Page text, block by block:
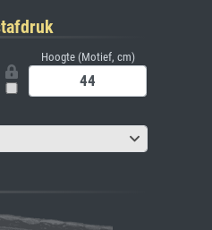
Hoogte (Motief, cm)